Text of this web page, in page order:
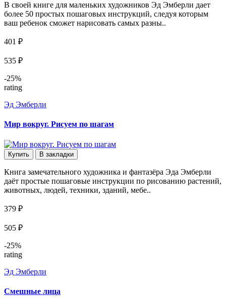
В своей книге для маленьких художников Эд Эмберли дает
более 50 простых пошаговых инструкций, следуя которым
ваш ребенок сможет нарисовать самых разны..
401 ₽
535 ₽
-25%
rating
Эд Эмберли
Мир вокруг. Рисуем по шагам
Купить В закладки
Книга замечательного художника и фантазёра Эда Эмберли
даёт простые пошаговые инструкции по рисованию растений,
животных, людей, техники, зданий, мебе..
379 ₽
505 ₽
-25%
rating
Эд Эмберли
Смешные лица